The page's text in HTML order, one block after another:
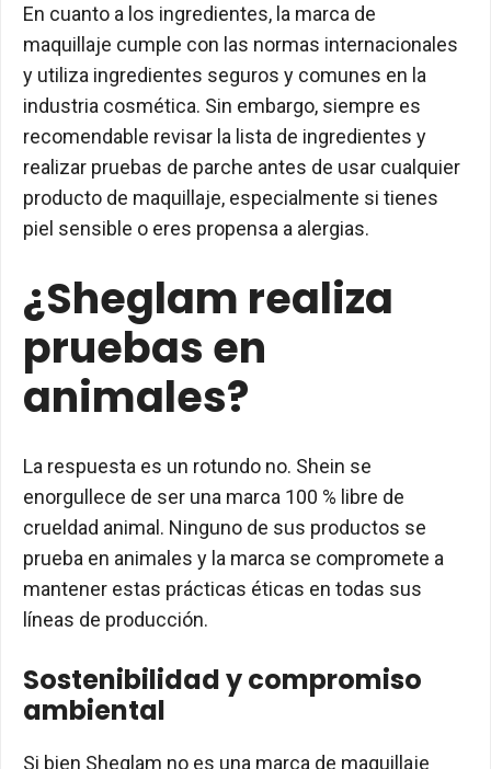
En cuanto a los ingredientes, la marca de
maquillaje cumple con las normas internacionales
y utiliza ingredientes seguros y comunes en la
industria cosmética. Sin embargo, siempre es
recomendable revisar la lista de ingredientes y
realizar pruebas de parche antes de usar cualquier
producto de maquillaje, especialmente si tienes
piel sensible o eres propensa a alergias.
¿Sheglam realiza
pruebas en
animales?
La respuesta es un rotundo no. Shein se
enorgullece de ser una marca 100 % libre de
crueldad animal. Ninguno de sus productos se
prueba en animales y la marca se compromete a
mantener estas prácticas éticas en todas sus
líneas de producción.
Sostenibilidad y compromiso
ambiental
Si bien Sheglam no es una marca de maquillaje